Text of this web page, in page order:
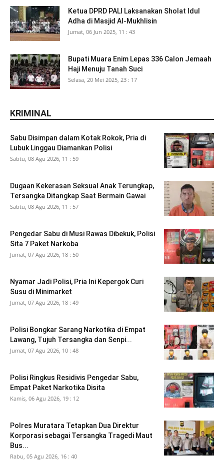
Ketua DPRD PALI Laksanakan Sholat Idul
Adha di Masjid Al-Mukhlisin
Jumat, 06 Jun 2025, 11 : 43
Bupati Muara Enim Lepas 336 Calon Jemaah
Haji Menuju Tanah Suci
Selasa, 20 Mei 2025, 23 : 17
KRIMINAL
Sabu Disimpan dalam Kotak Rokok, Pria di
Lubuk Linggau Diamankan Polisi
Sabtu, 08 Agu 2026, 11 : 59
Dugaan Kekerasan Seksual Anak Terungkap,
Tersangka Ditangkap Saat Bermain Gawai
Sabtu, 08 Agu 2026, 11 : 57
Pengedar Sabu di Musi Rawas Dibekuk, Polisi
Sita 7 Paket Narkoba
Jumat, 07 Agu 2026, 18 : 50
Nyamar Jadi Polisi, Pria Ini Kepergok Curi
Susu di Minimarket
Jumat, 07 Agu 2026, 18 : 49
Polisi Bongkar Sarang Narkotika di Empat
Lawang, Tujuh Tersangka dan Senpi...
Jumat, 07 Agu 2026, 10 : 48
Polisi Ringkus Residivis Pengedar Sabu,
Empat Paket Narkotika Disita
Kamis, 06 Agu 2026, 19 : 12
Polres Muratara Tetapkan Dua Direktur
Korporasi sebagai Tersangka Tragedi Maut
Bus...
Rabu, 05 Agu 2026, 16 : 40